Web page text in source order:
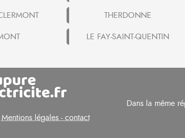
THERDONNE
LE FAY-SAINT-QUENTIN
Mentions légales - contact
Dans la même